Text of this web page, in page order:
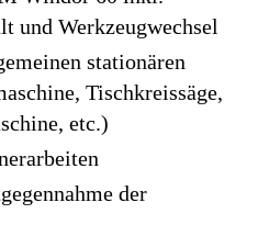
und Werkzeugwechsel
stationären
Tischkreissäge,
etc.)
der